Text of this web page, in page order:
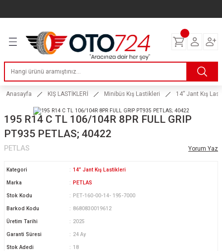
Lastikleri
ve Fren Yağları
Katkı Yağları
Anasayfa KIŞ LASTİKLERİ Minibüs Kış Lastikleri 14” Jant Kış
195 R14 C TL 106/104R 8PR FULL GRIP
PT935 PETLAS; 40422
PETLAS Yorum Yaz
Kategori 14” Jant Kış Lastikleri
Marka PETLAS
Stok Kodu PET-160-00-14- 195-7000
Barkod Kodu 8680830019612
Üretim Tarihi 2025
Garanti Süresi 24 Ay
Stok Adedi 18